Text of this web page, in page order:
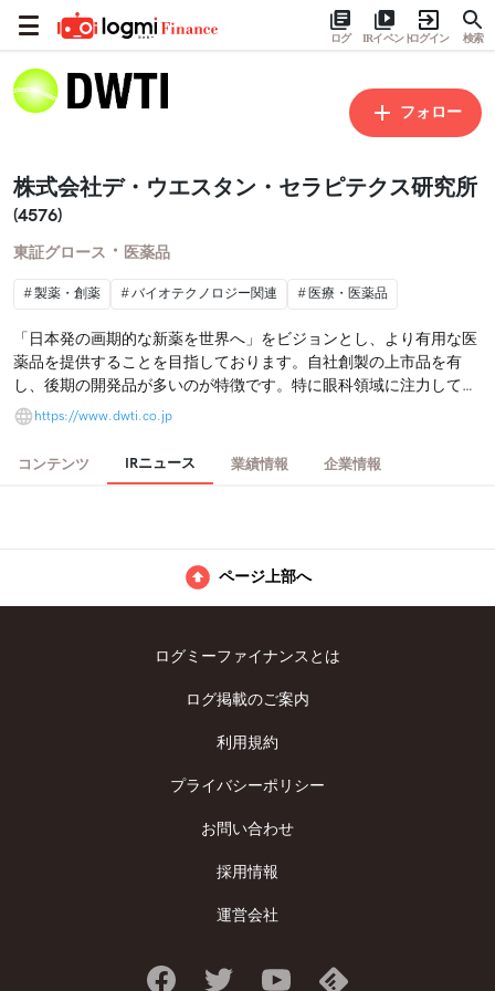
ログ IRイベントログイン 検索
フォロー
株式会社デ・ウエスタン・セラピテクス研究所
(4576)
東証グロース ・ 医薬品
製薬・創薬 バイオテクノロジー関連 医療・医薬品
「日本発の画期的な新薬を世界へ」をビジョンとし、より有用な医
薬品を提供することを目指しております。自社創製の上市品を有
し、後期の開発品が多いのが特徴です。特に眼科領域に注力してお
り、新たに再生医療等製品を手掛ける等、患者様の最適な治療の提
供に取り組んでおります。
https://www.dwti.co.jp
コンテンツ IRニュース 業績情報 企業情報
ページ上部へ
ログミーファイナンスとは
ログ掲載のご案内
利用規約
プライバシーポリシー
お問い合わせ
採用情報
運営会社